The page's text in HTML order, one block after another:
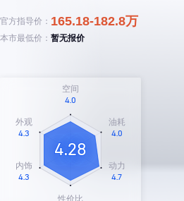
官方指导价： 165.18-182.8万
本市最低价： 暂无报价